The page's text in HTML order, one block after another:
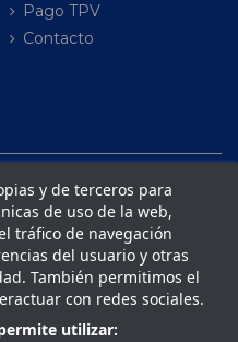
Pago TPV
Contacto
y de terceros para
de uso de la web,
tráfico de navegación
del usuario y otras
También permitimos el
con redes sociales.
utilizar: